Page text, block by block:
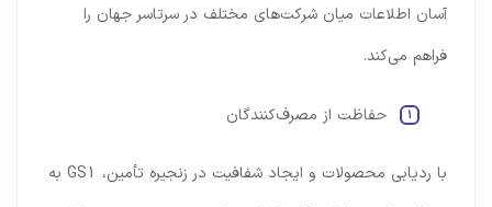
آسان اطلاعات میان شرکت‌های مختلف در سرتاسر جهان را
فراهم می‌کند.
حفاظت از مصرف‌کنندگان
با ردیابی محصولات و ایجاد شفافیت در زنجیره تأمین، GS1 به